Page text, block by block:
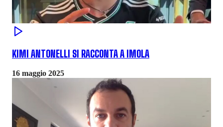
KIMI ANTONELLI SI RACCONTA A IMOLA
16 maggio 2025